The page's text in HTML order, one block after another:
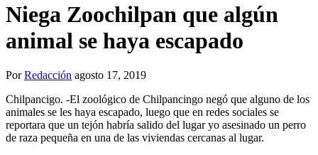
Niega Zoochilpan que algún
animal se haya escapado
PorRedacción agosto 17, 2019
Chilpancigo. -El zoológico de Chilpancingo negó que alguno de los
animales se les haya escapado, luego que en redes sociales se
reportara que un tejón habría salido del lugar yo asesinado un perro
de raza pequeña en una de las viviendas cercanas al lugar.